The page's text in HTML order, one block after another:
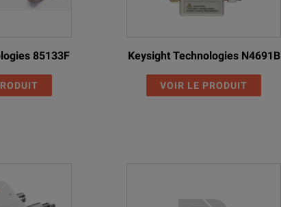
85133F Keysight Technologies N4691B
VOIR LE PRODUIT